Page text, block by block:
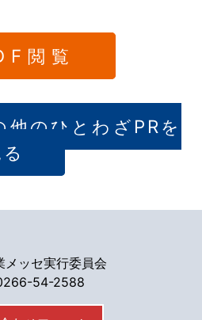
閲覧
他のひとわざPRを
メッセ実行委員会
54-2588